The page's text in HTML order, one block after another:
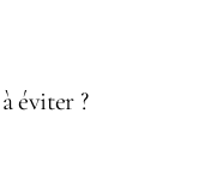
éviter ?